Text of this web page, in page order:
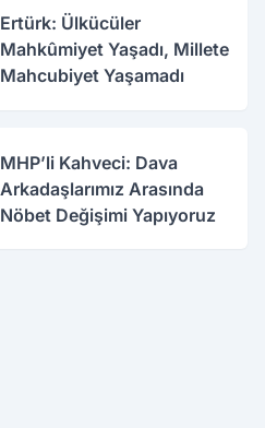
Ertürk: Ülkücüler
Mahkûmiyet Yaşadı, Millete
Mahcubiyet Yaşamadı
MHP’li Kahveci: Dava
Arkadaşlarımız Arasında
Nöbet Değişimi Yapıyoruz